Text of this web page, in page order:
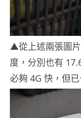
▲從上述兩張圖
度，分別也有
必夠 4G 快，但已